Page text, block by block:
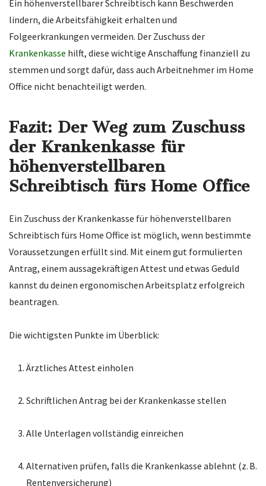
Ein höhenverstellbarer Schreibtisch kann Beschwerden
lindern, die Arbeitsfähigkeit erhalten und
Folgeerkrankungen vermeiden. Der Zuschuss der
Krankenkasse hilft, diese wichtige Anschaffung finanziell zu
stemmen und sorgt dafür, dass auch Arbeitnehmer im Home
Office nicht benachteiligt werden.
Fazit: Der Weg zum Zuschuss
der Krankenkasse für
höhenverstellbaren
Schreibtisch fürs Home Office
Ein Zuschuss der Krankenkasse für höhenverstellbaren
Schreibtisch fürs Home Office ist möglich, wenn bestimmte
Voraussetzungen erfüllt sind. Mit einem gut formulierten
Antrag, einem aussagekräftigen Attest und etwas Geduld
kannst du deinen ergonomischen Arbeitsplatz erfolgreich
beantragen.
Die wichtigsten Punkte im Überblick:
Ärztliches Attest einholen
Schriftlichen Antrag bei der Krankenkasse stellen
Alle Unterlagen vollständig einreichen
Alternativen prüfen, falls die Krankenkasse ablehnt (z. B.
Rentenversicherung)